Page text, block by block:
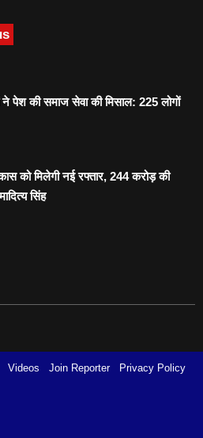
पेश की समाज सेवा की मिसाल: 225 लोगों
को मिलेगी नई रफ्तार, 244 करोड़ की
सिंह
Videos Join Reporter Privacy Policy